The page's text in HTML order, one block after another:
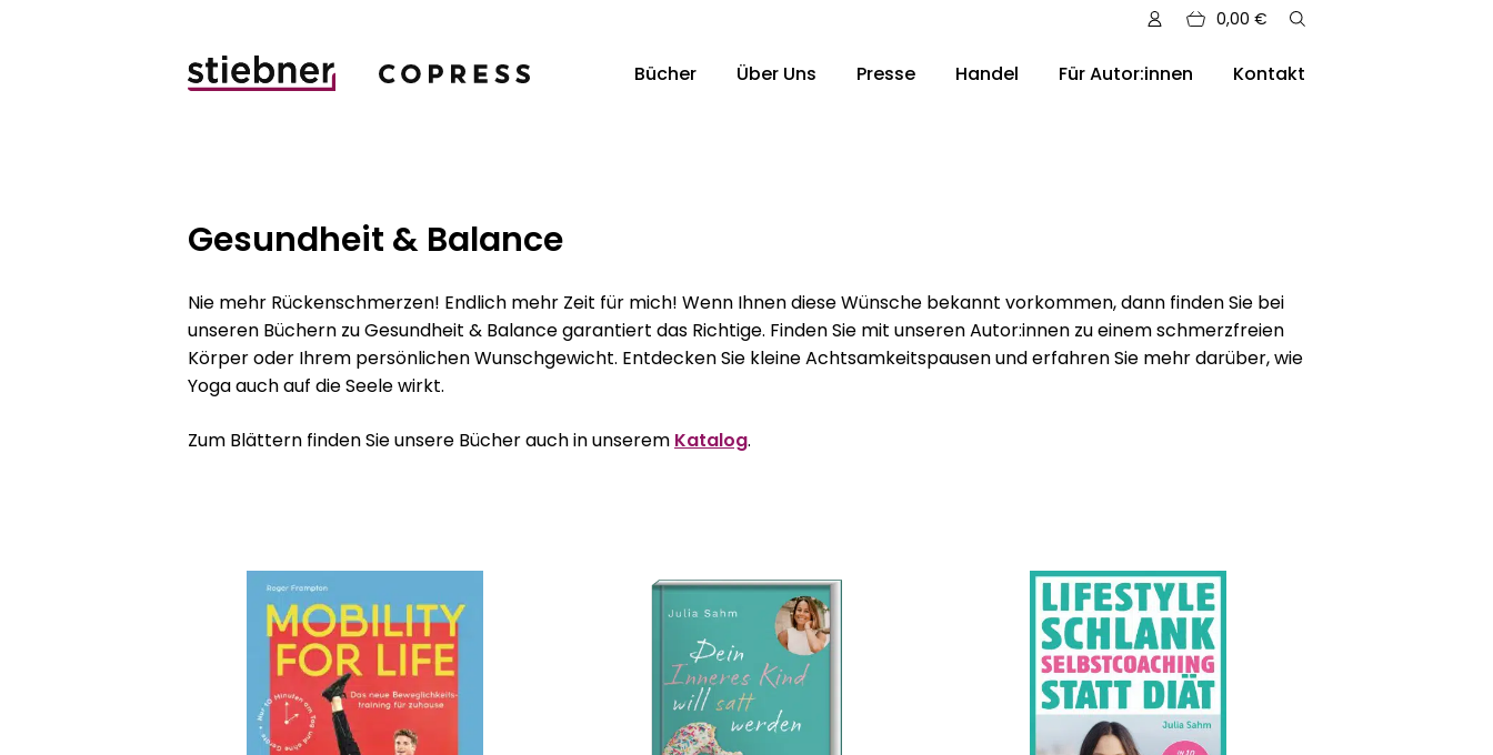
0,00 €
Bücher Über Uns Presse Handel Für Autor:innen Kontakt
Gesundheit & Balance
Nie mehr Rückenschmerzen! Endlich mehr Zeit für mich! Wenn Ihnen diese Wünsche bekannt vorkommen, dann finden Sie bei
unseren Büchern zu Gesundheit & Balance garantiert das Richtige. Finden Sie mit unseren Autor:innen zu einem schmerzfreien
Körper oder Ihrem persönlichen Wunschgewicht. Entdecken Sie kleine Achtsamkeitspausen und erfahren Sie mehr darüber, wie
Yoga auch auf die Seele wirkt.
Zum Blättern finden Sie unsere Bücher auch in unserem Katalog.